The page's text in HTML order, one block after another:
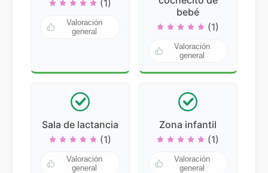
(1)
Valoración
general
bebé
(1)
Valoración
general
Sala de lactancia
(1)
Valoración
general
Zona infantil
(1)
Valoración
general